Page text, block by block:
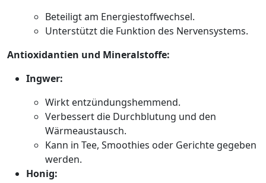
Beteiligt am Energiestoffwechsel.
Unterstützt die Funktion des Nervensystems.
Antioxidantien und Mineralstoffe:
Ingwer:
Wirkt entzündungshemmend.
Verbessert die Durchblutung und den
Wärmeaustausch.
Kann in Tee, Smoothies oder Gerichte gegeben
werden.
Honig: